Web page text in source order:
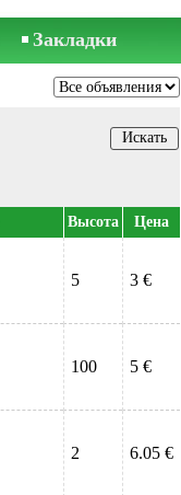
Закладки
Высота Цена
5 3 €
100 5 €
2 6.05 €